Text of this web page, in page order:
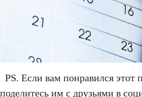
PS. Если вам понравился этот
поделитесь им с друзьями в